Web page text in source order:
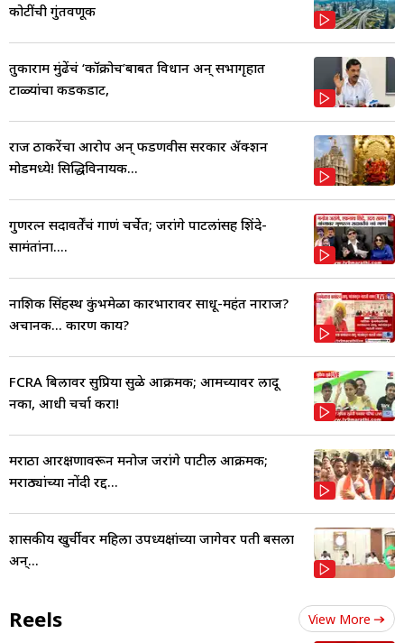
कोटींची गुंतवणूक
तुकाराम मुंढेंचं ‘कॉक्रोच’बाबत विधान अन् सभागृहात
टाळ्यांचा कडकडाट,
राज ठाकरेंचा आरोप अन् फडणवीस सरकार ॲक्शन
मोडमध्ये! सिद्धिविनायक...
गुणरत्न सदावर्तेंचं गाणं चर्चेत; जरांगे पाटलांसह शिंदे-
सामंतांना....
नाशिक सिंहस्थ कुंभमेळा कारभारावर साधू-महंत नाराज?
अचानक... कारण काय?
FCRA बिलावर सुप्रिया सुळे आक्रमक; आमच्यावर लादू
नका, आधी चर्चा करा!
मराठा आरक्षणावरून मनोज जरांगे पाटील आक्रमक;
मराठ्यांच्या नोंदी रद्द...
शासकीय खुर्चीवर महिला उपध्यक्षांच्या जागेवर पती बसला
अन्...
Reels View More